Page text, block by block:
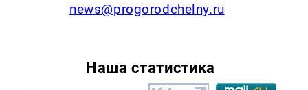
news@progorodchelny.ru
Наша статистика